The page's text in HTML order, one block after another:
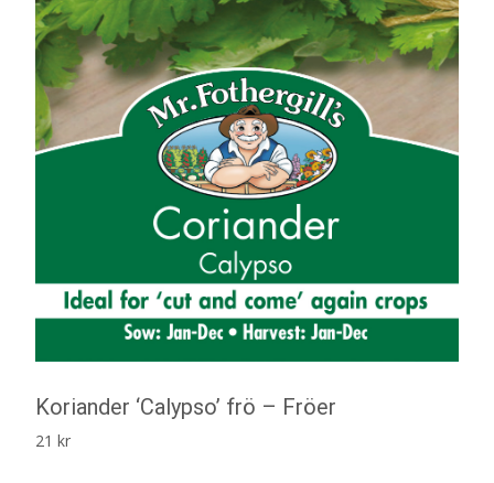
Koriander ‘Calypso’ frö – Fröer
21 kr